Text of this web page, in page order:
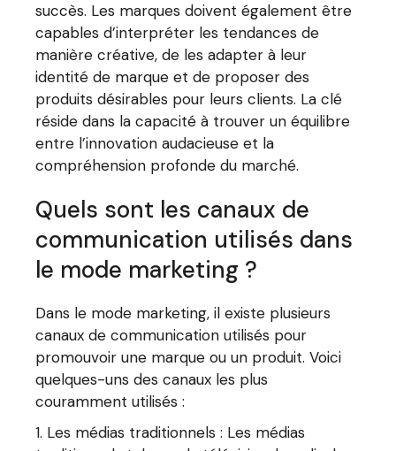
succès. Les marques doivent également être
capables d’interpréter les tendances de
manière créative, de les adapter à leur
identité de marque et de proposer des
produits désirables pour leurs clients. La clé
réside dans la capacité à trouver un équilibre
entre l’innovation audacieuse et la
compréhension profonde du marché.
Quels sont les canaux de
communication utilisés dans
le mode marketing ?
Dans le mode marketing, il existe plusieurs
canaux de communication utilisés pour
promouvoir une marque ou un produit. Voici
quelques-uns des canaux les plus
couramment utilisés :
Les médias traditionnels : Les médias